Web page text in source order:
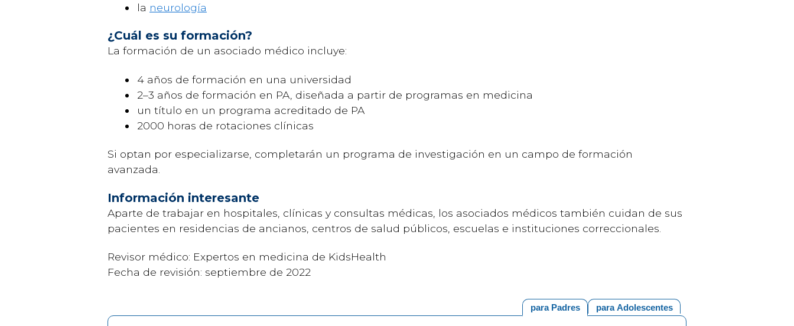
la neurología
¿Cuál es su formación?
La formación de un asociado médico incluye:
4 años de formación en una universidad
2–3 años de formación en PA, diseñada a partir de programas en medicina
un título en un programa acreditado de PA
2000 horas de rotaciones clínicas
Si optan por especializarse, completarán un programa de investigación en un campo de formación
avanzada.
Información interesante
Aparte de trabajar en hospitales, clínicas y consultas médicas, los asociados médicos también cuidan de sus
pacientes en residencias de ancianos, centros de salud públicos, escuelas e instituciones correccionales.
Revisor médico: Expertos en medicina de KidsHealth
Fecha de revisión: septiembre de 2022
para Adolescentes
para Padres